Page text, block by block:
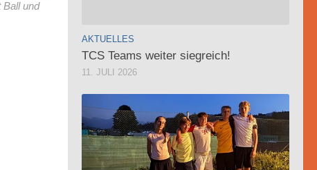
Ball und
AKTUELLES
TCS Teams weiter siegreich!
11. JULI 2026